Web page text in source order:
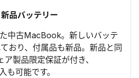
品バッテリー
中古MacBook。新しいバッテ
おり、付属品も新品。新品と同
製品限定保証が付き、
可能です。